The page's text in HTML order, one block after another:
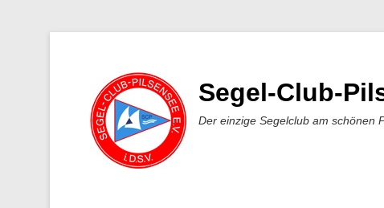
Segel-Club-
Der einzige Segelclub am schönen